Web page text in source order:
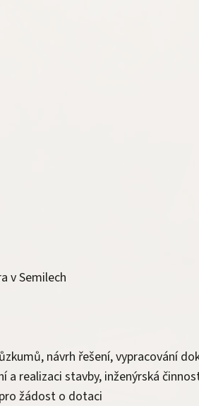
v Semilech
návrh řešení, vypracování
realizaci stavby, inženýrská
žádost o dotaci